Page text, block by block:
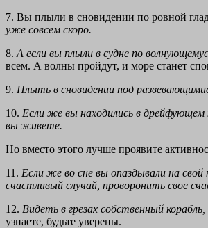
7. Вы плыли в сновидении по ровной
уже совсем скоро.
8. А если вы плыли в судне по
всем. А волны пройдут, и море станет
9. Плыть в сновидении под
10. Если же вы находились в дрейфующем
вы живете.
Но вместо этого лучше проявите
11. Если же во сне вы опаздывали на
счастливый случай, проворонить свое
12. Видеть в грезах собственный
узнаете, будьте уверены.